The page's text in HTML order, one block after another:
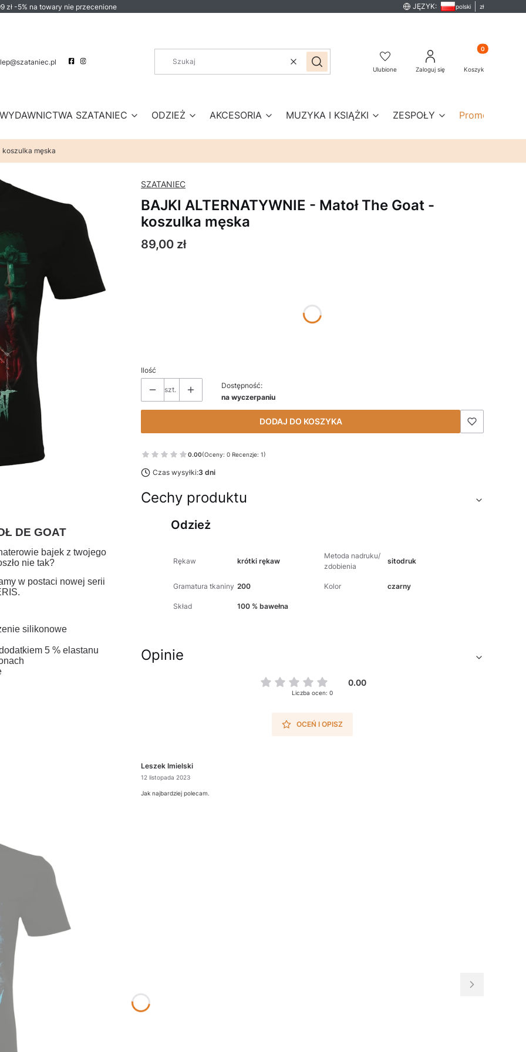
zł -5% na towary nie przecenione JĘZYK: polski zł
WyczyśćSzukaj Ulubione Zaloguj się
Produkty w
Koszyk
WYDAWNICTWA SZATANIEC ODZIEŻ AKCESORIA MUZYKA I KSIĄŻKI ZESPOŁY Promocje
koszulka męska
SZATANIEC
BAJKI ALTERNATYWNIE - Matoł The Goat -
koszulka męska
Cena
89,00 zł
Ilość
szt.
Dostępność:
na wyczerpaniu
DODAJ DO KOSZYKA
0.00(Oceny: 0 Recenzje: 1)
Czas wysyłki:3 dni
DE GOAT
bajek z twojego
nie tak?
w postaci nowej serii
silikonowe
5 % elastanu
Cechy produktu
Odzież
Rękaw krótki rękaw
Metoda nadruku/
zdobienia
sitodruk
Gramatura tkaniny 200 Kolor czarny
Skład 100 % bawełna
Opinie
0.00
Liczba ocen: 0
OCEŃ I OPISZ
Leszek Imielski
12 listopada 2023
Jak najbardziej polecam.